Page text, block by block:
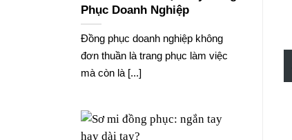
Phục Doanh Nghiệp
Đồng phục doanh nghiệp không
đơn thuần là trang phục làm việc
mà còn là [...]